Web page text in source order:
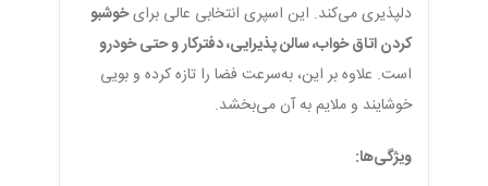
دلپذیری می‌کند. این اسپری انتخابی عالی برایخوشبو
کردن اتاق خواب، سالن پذیرایی، دفترکار و حتی خودرو
است. علاوه بر این، به‌سرعت فضا را تازه کرده و بویی
خوشایند و ملایم به آن می‌بخشد.
ویژگی‌ها: